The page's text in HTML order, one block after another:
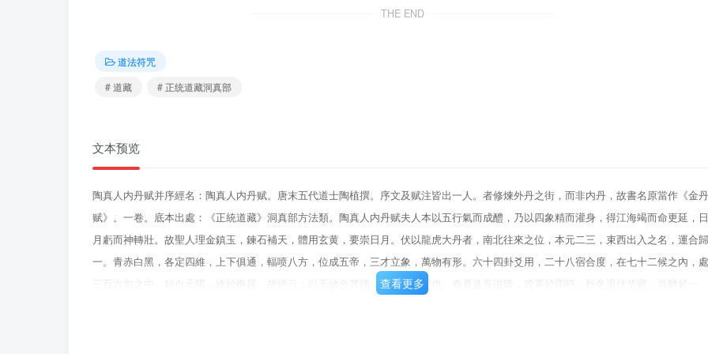
THE END
道法符咒
# 道藏
# 正统道藏洞真部
文本预览
陶真人内丹赋并序經名：陶真人内丹赋。唐末五代道士陶植撰。序文及赋注皆出一人。者修煉外丹之街，而非内丹，故書名原當作《金丹
赋》。一卷。底本出處：《正統道藏》洞真部方法類。陶真人内丹赋夫人本以五行氣而成醴，乃以四象精而灌身，得江海竭而命更延，日
月虧而神轉壯。故聖人理金鎮玉，鍊石補天，體用玄黄，要崇日月。伏以龍虎大丹者，南北往來之位，本元二三，束西出入之名，運合歸
一。青赤白黑，各定四維，上下俱通，輻喷八方，位成五帝，三才立象，萬物有形。六十四卦爻用，二十八宿合度，在七十二候之內，處
三百六旬之中。始自元陽，終於晦题。故經云：以天地合其德，日月合其明也。春夏進長滋隆，皆禀於四時。秋冬退伏垫藏，豈離於一
查看更多